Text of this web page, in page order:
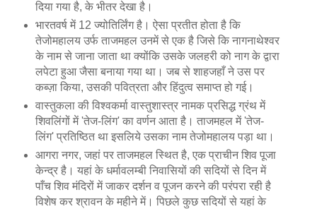
दिया गया है, के भीतर देखा है।
भारतवर्ष में 12 ज्योतिर्लिंग है। ऐसा प्रतीत होता है कि
तेजोमहालय उर्फ ताजमहल उनमें से एक है जिसे कि नागनाथेश्वर
के नाम से जाना जाता था क्योंकि उसके जलहरी को नाग के द्वारा
लपेटा हुआ जैसा बनाया गया था। जब से शाहजहाँ ने उस पर
कब्ज़ा किया, उसकी पवित्रता और हिंदुत्व समाप्त हो गई।
वास्तुकला की विश्वकर्मा वास्तुशास्त्र नामक प्रसिद्ध ग्रंथ में
शिवलिंगों में 'तेज-लिंग' का वर्णन आता है। ताजमहल में 'तेज-
लिंग' प्रतिष्ठित था इसलिये उसका नाम तेजोमहालय पड़ा था।
आगरा नगर, जहां पर ताजमहल स्थित है, एक प्राचीन शिव पूजा
केन्द्र है। यहां के धर्मावलम्बी निवासियों की सदियों से दिन में
पाँच शिव मंदिरों में जाकर दर्शन व पूजन करने की परंपरा रही है
विशेष कर श्रावन के महीने में। पिछले कुछ सदियों से यहां के